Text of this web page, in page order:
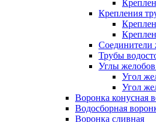
Крепления
Соединители
Трубы
Углы
Угол
Угол
Воронка конусная
Водосборная
Воронка сливная